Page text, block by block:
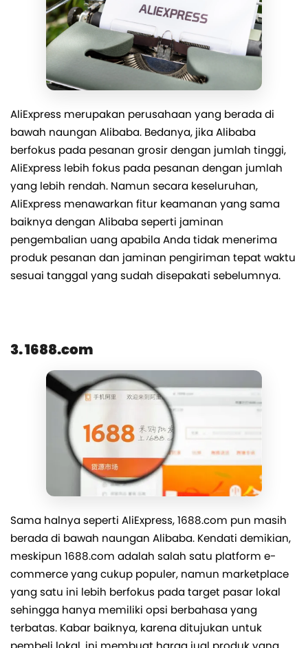
AliExpress merupakan perusahaan yang berada di
bawah naungan Alibaba. Bedanya, jika Alibaba
berfokus pada pesanan grosir dengan jumlah tinggi,
AliExpress lebih fokus pada pesanan dengan jumlah
yang lebih rendah. Namun secara keseluruhan,
AliExpress menawarkan fitur keamanan yang sama
baiknya dengan Alibaba seperti jaminan
pengembalian uang apabila Anda tidak menerima
produk pesanan dan jaminan pengiriman tepat waktu
sesuai tanggal yang sudah disepakati sebelumnya.
3. 1688.com
Sama halnya seperti AliExpress, 1688.com pun masih
berada di bawah naungan Alibaba. Kendati demikian,
meskipun 1688.com adalah salah satu platform e-
commerce yang cukup populer, namun marketplace
yang satu ini lebih berfokus pada target pasar lokal
sehingga hanya memiliki opsi berbahasa yang
terbatas. Kabar baiknya, karena ditujukan untuk